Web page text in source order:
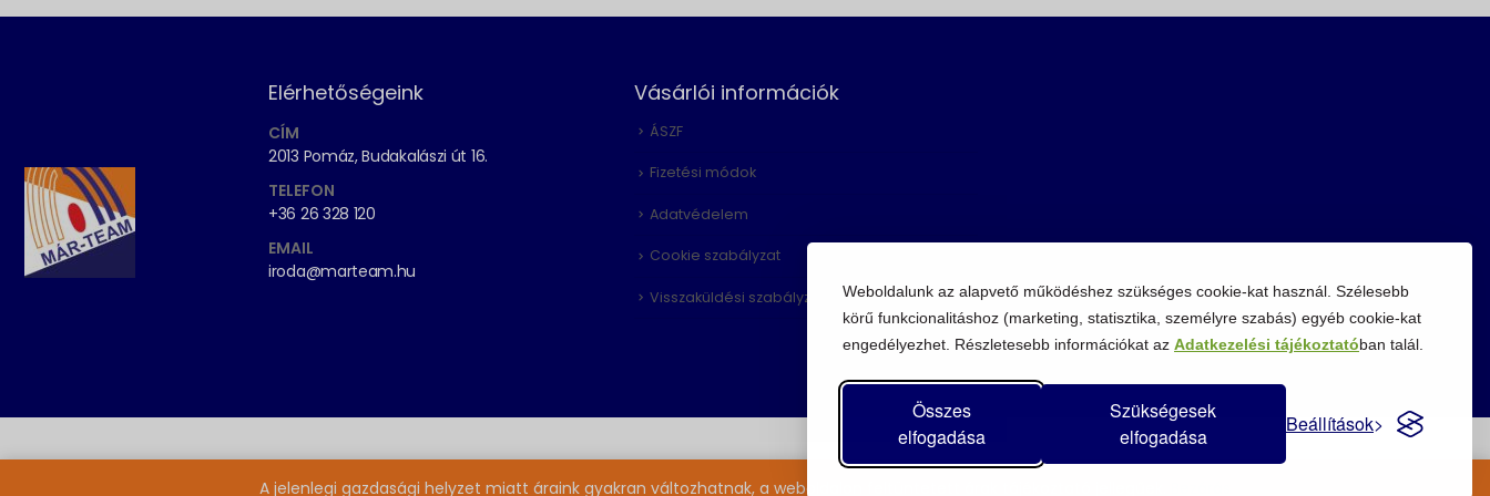
Weboldalunk az alapvető működéshez szükséges cookie-kat használ. Szélesebb
körű funkcionalitáshoz (marketing, statisztika, személyre szabás) egyéb cookie-kat
engedélyezhet. Részletesebb információkat az Adatkezelési tájékoztatóban talál.
Összes
elfogadása
Szükségesek
elfogadása
Beállítások
A jelenlegi gazdasági helyzet miatt áraink gyakran változhatnak, a weboldalon feltüntetett árak tájékoztató jellegűek.
Elérhetőségeink
CÍM
2013 Pomáz, Budakalászi út 16.
TELEFON
+36 26 328 120
EMAIL
iroda@marteam.hu
Vásárlói információk
ÁSZF
Fizetési módok
Adatvédelem
Cookie szabályzat
Visszaküldési szabályzat